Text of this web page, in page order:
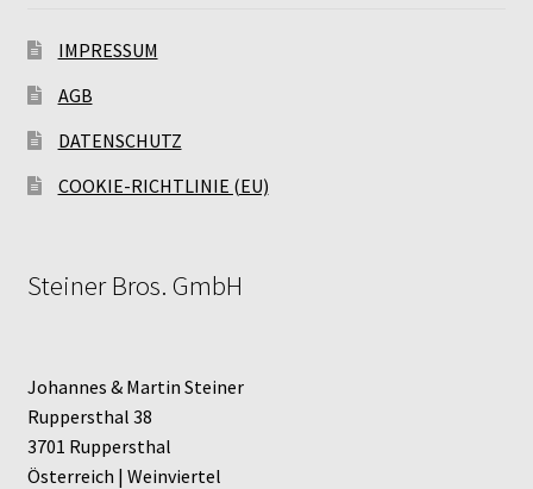
IMPRESSUM
AGB
DATENSCHUTZ
COOKIE-RICHTLINIE (EU)
Steiner Bros. GmbH
Johannes & Martin Steiner
Ruppersthal 38
3701 Ruppersthal
Österreich | Weinviertel